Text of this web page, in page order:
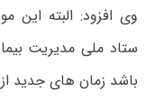
وی افزود: البته
ستاد ملی مدیریت
باشد زمان های جدید